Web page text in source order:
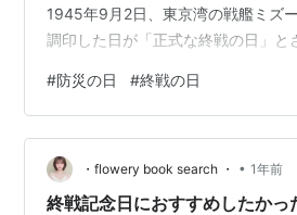
1945年9月2日、東京湾の戦艦ミズ
調印した日が「正式な終戦の日」と
ったのでしょうか。 実はこの空白の
で続く「北方領土問題」の始まり
日──日本国内の「終戦の日」 1945
送によって国民に「戦争をやめる」
れました。 多くの日本人にとっては
#防災の日 #終戦の日
・flowery book search ・ • 1年前
終戦記念日におすすめしたかっ